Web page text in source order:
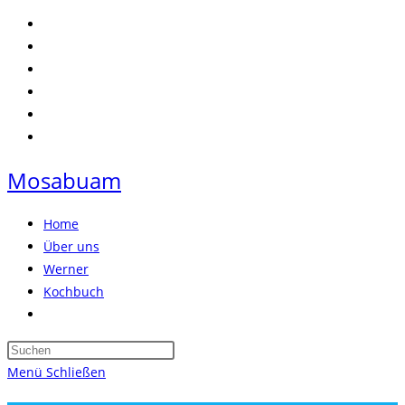
Zum
Inhalt
springen
Mosabuam
Home
Über uns
Werner
Kochbuch
umschalten
Press
Menü Schließen